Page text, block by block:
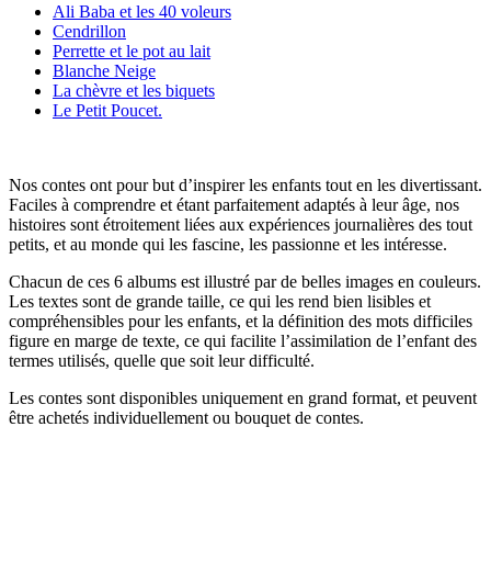
Ali Baba et les 40 voleurs
Cendrillon
Perrette et le pot au lait
Blanche Neige
La chèvre et les biquets
Le Petit Poucet.
Nos contes ont pour but d’inspirer les enfants tout en les divertissant.
Faciles à comprendre et étant parfaitement adaptés à leur âge, nos
histoires sont étroitement liées aux expériences journalières des tout
petits, et au monde qui les fascine, les passionne et les intéresse.
Chacun de ces 6 albums est illustré par de belles images en couleurs.
Les textes sont de grande taille, ce qui les rend bien lisibles et
compréhensibles pour les enfants, et la définition des mots difficiles
figure en marge de texte, ce qui facilite l’assimilation de l’enfant des
termes utilisés, quelle que soit leur difficulté.
Les contes sont disponibles uniquement en grand format, et peuvent
être achetés individuellement ou bouquet de contes.